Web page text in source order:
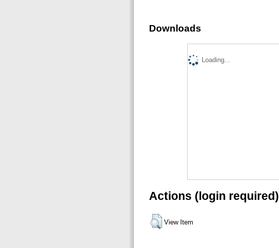
Downloads
Loading...
Actions (login required)
View Item